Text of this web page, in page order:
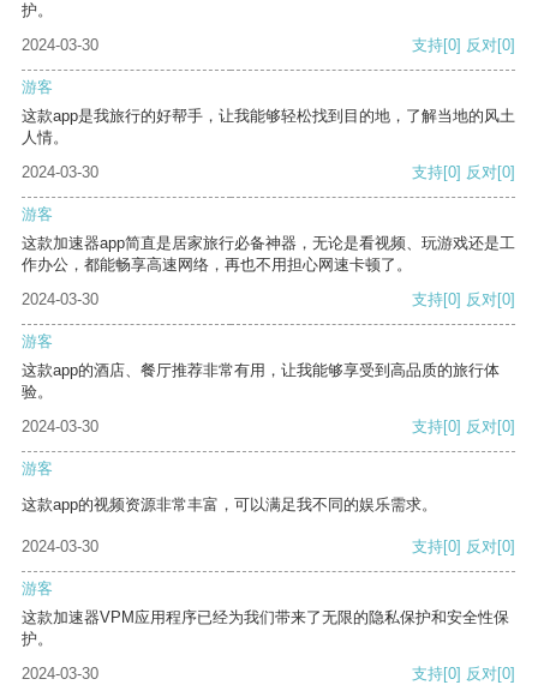
护。
2024-03-30
支持[0] 反对[0]
游客
这款app是我旅行的好帮手，让我能够轻松找到目的地，了解当地的风土
人情。
2024-03-30
支持[0] 反对[0]
游客
这款加速器app简直是居家旅行必备神器，无论是看视频、玩游戏还是工
作办公，都能畅享高速网络，再也不用担心网速卡顿了。
2024-03-30
支持[0] 反对[0]
游客
这款app的酒店、餐厅推荐非常有用，让我能够享受到高品质的旅行体
验。
2024-03-30
支持[0] 反对[0]
游客
这款app的视频资源非常丰富，可以满足我不同的娱乐需求。
2024-03-30 支持[0] 反对[0]
游客
这款加速器VPM应用程序已经为我们带来了无限的隐私保护和安全性保
护。
2024-03-30
支持[0] 反对[0]